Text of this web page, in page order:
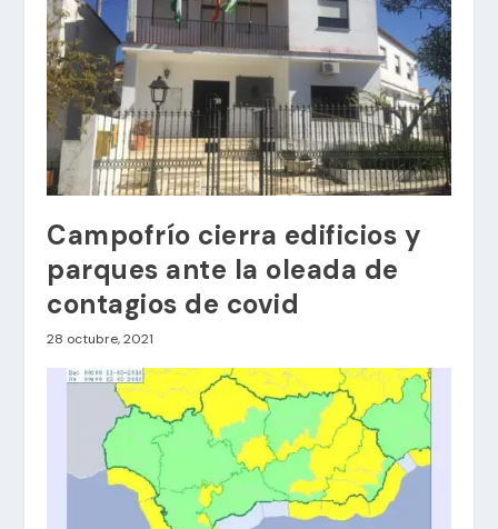
Campofrío cierra edificios y
parques ante la oleada de
contagios de covid
28 octubre, 2021